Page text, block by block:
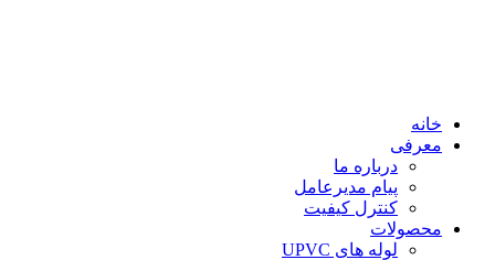
خانه
معرفی
درباره ما
پیام مدیرعامل
کنترل کیفیت
محصولات
لوله های UPVC